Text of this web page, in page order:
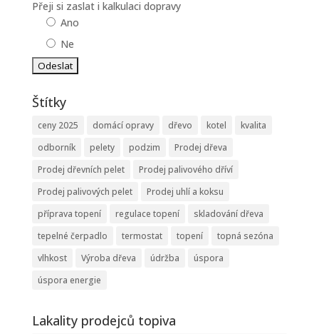
Přeji si zaslat i kalkulaci dopravy
Ano
Ne
Štítky
ceny 2025 domácí opravy dřevo kotel
kvalita
odborník
pelety podzim
Prodej dřeva
Prodej dřevních pelet
Prodej palivového dříví
Prodej palivových pelet
Prodej uhlí a koksu
příprava topení
regulace topení
skladování dřeva
tepelné čerpadlo
termostat topení
topná sezóna
vlhkost
Výroba dřeva údržba
úspora
úspora energie
Lakality prodejců topiva